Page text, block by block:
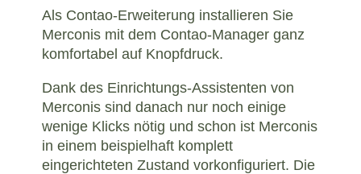
Als Contao-Erweiterung installieren Sie
Merconis mit dem Contao-Manager ganz
komfortabel auf Knopfdruck.
Dank des Einrichtungs-Assistenten von
Merconis sind danach nur noch einige
wenige Klicks nötig und schon ist Merconis
in einem beispielhaft komplett
eingerichteten Zustand vorkonfiguriert. Die